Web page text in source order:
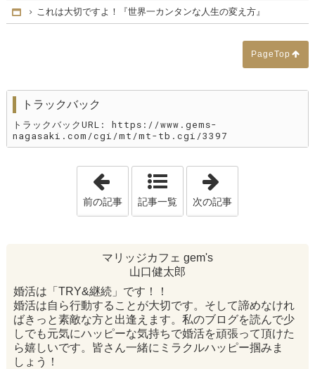
Homeこれは大切ですよ！『世界一カンタンな人生の変え方』
PageTop
トラックバック
トラックバックURL: https://www.gems-
nagasaki.com/cgi/mt/mt-tb.cgi/3397
「最高の仲間と！！ in FUKUOKA ( ^ω^ )
前の記事 記事一覧 次の記事
マリッジカフェ gem's
山口健太郎
婚活は「TRY&継続」です！！
婚活は自ら行動することが大切です。そして諦めなけれ
ばきっと素敵な方と出逢えます。私のブログを読んで少
しでも元気にハッピーな気持ちで婚活を頑張って頂けた
ら嬉しいです。皆さん一緒にミラクルハッピー掴みま
しょう！